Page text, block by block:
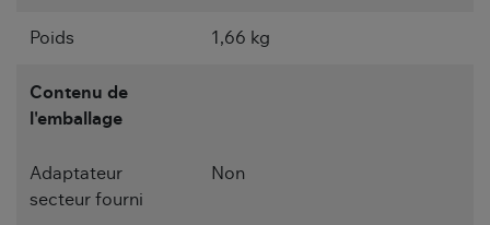
Poids 1,66 kg
Contenu de
l'emballage
Adaptateur
secteur fourni
Non